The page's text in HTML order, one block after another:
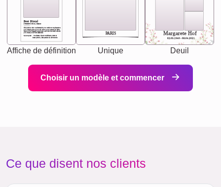
Best Friend
[<NAME>] Noun, feminie
Synonyms: Soulmate, closet confidante, sister at
heart person, life partner in adventure.
The person who understands you without explanation
you accepts just as you are. She's your partner in life's,
chaos your biggest supporter, and the one with whom
you share your best memories.
Affiche de définition
PARIS
Unique
Margarete Hof
02.05.1940 - 08.04.2021
Deuil
Choisir un modèle et commencer
Ce que disent nos clients